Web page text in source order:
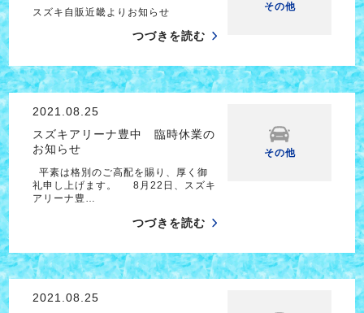
スズキ自販近畿よりお知らせ
つづきを読む
その他
2021.08.25
スズキアリーナ豊中 臨時休業の
お知らせ
平素は格別のご高配を賜り、厚く御
礼申し上げます。 8月22日、スズキ
アリーナ豊…
つづきを読む
その他
2021.08.25